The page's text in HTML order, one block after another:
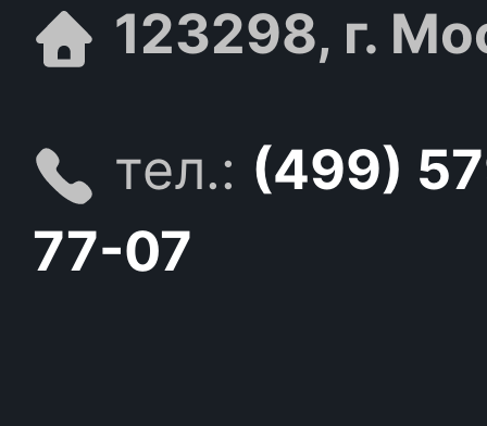
123298, г.
тел.: (499)
77-07